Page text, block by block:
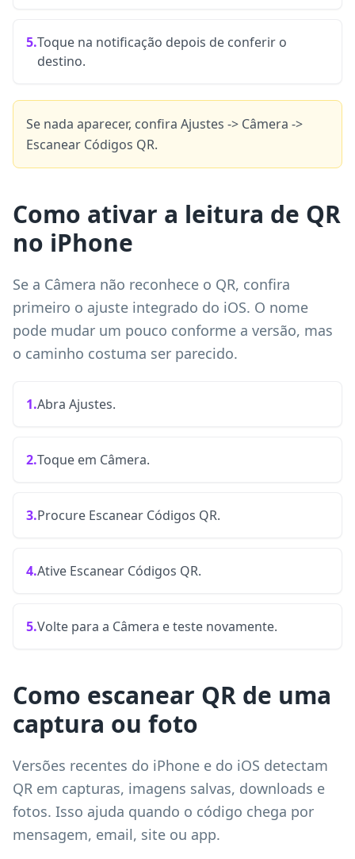
5.Toque na notificação depois de conferir o
destino.
Se nada aparecer, confira Ajustes -> Câmera ->
Escanear Códigos QR.
Como ativar a leitura de QR
no iPhone
Se a Câmera não reconhece o QR, confira
primeiro o ajuste integrado do iOS. O nome
pode mudar um pouco conforme a versão, mas
o caminho costuma ser parecido.
1.Abra Ajustes.
2.Toque em Câmera.
3.Procure Escanear Códigos QR.
4.Ative Escanear Códigos QR.
5.Volte para a Câmera e teste novamente.
Como escanear QR de uma
captura ou foto
Versões recentes do iPhone e do iOS detectam
QR em capturas, imagens salvas, downloads e
fotos. Isso ajuda quando o código chega por
mensagem, email, site ou app.